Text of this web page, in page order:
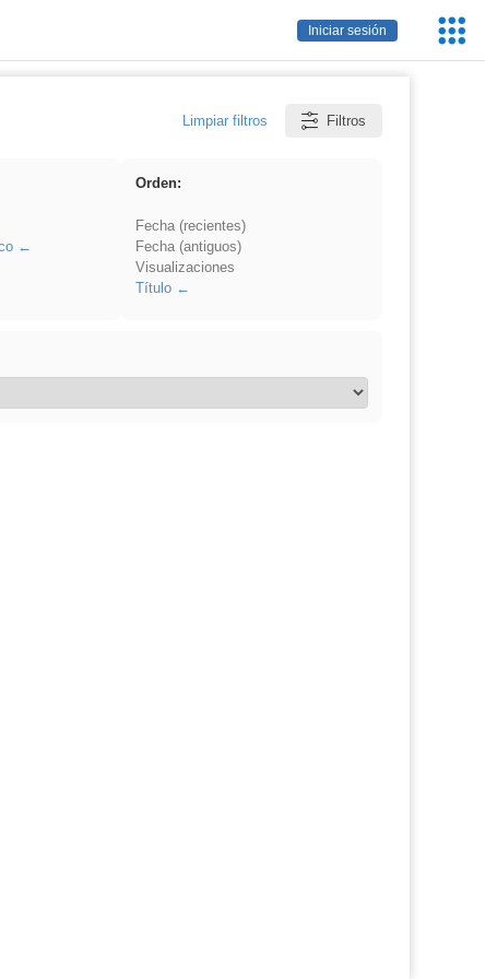
Iniciar sesión
Limpiar filtros Filtros
Orden:
Fecha (recientes)
Fecha (antiguos)
Visualizaciones
Título